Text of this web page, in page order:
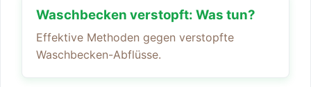
Waschbecken verstopft: Was tun?
Effektive Methoden gegen verstopfte
Waschbecken-Abflüsse.